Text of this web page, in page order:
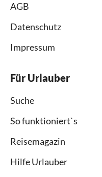
AGB
Datenschutz
Impressum
Für Urlauber
Suche
So funktioniert`s
Reisemagazin
Hilfe Urlauber